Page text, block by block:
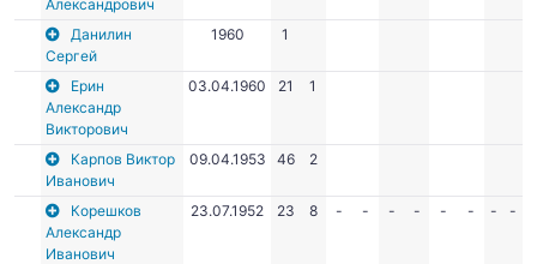
Александрович
Данилин
Сергей
1960 1
Ерин
Александр
Викторович
03.04.1960 21 1
Карпов Виктор
Иванович
09.04.1953 46 2
Корешков
Александр
Иванович
23.07.1952 23 8 - - - - - - - -